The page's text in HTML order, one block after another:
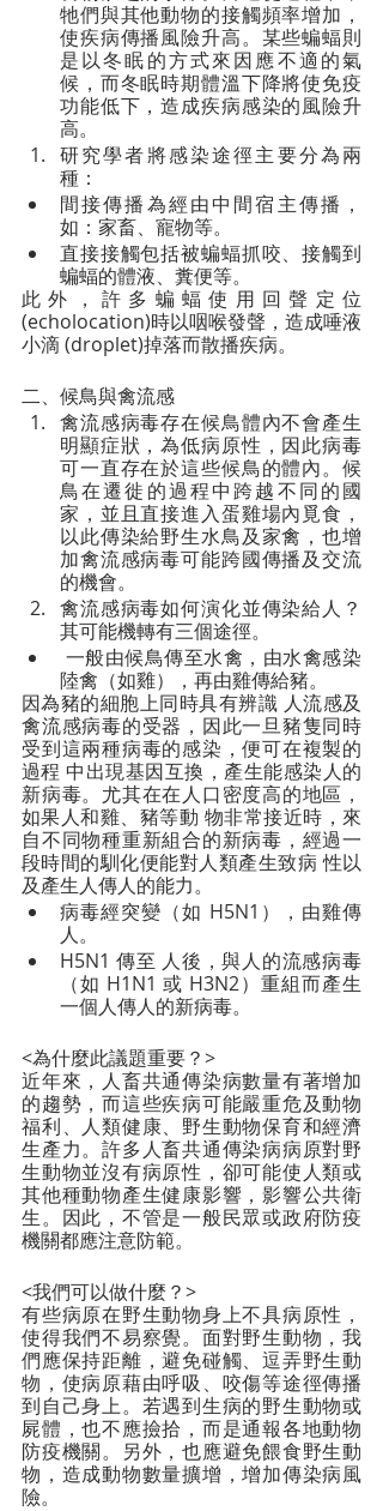
牠們與其他動物的接觸頻率增加，
使疾病傳播風險升高。某些蝙蝠則
是以冬眠的方式來因應不適的氣
候，而冬眠時期體溫下降將使免疫
功能低下，造成疾病感染的風險升
高。
研究學者將感染途徑主要分為兩
種：
間接傳播為經由中間宿主傳播，
如：家畜、寵物等。
直接接觸包括被蝙蝠抓咬、接觸到
蝙蝠的體液、糞便等。
此外，許多蝙蝠使用回聲定位
(echolocation)時以咽喉發聲，造成唾液
小滴 (droplet)掉落而散播疾病。
二、候鳥與禽流感
禽流感病毒存在候鳥體內不會產生
明顯症狀，為低病原性，因此病毒
可一直存在於這些候鳥的體內。候
鳥在遷徙的過程中跨越不同的國
家，並且直接進入蛋雞場內覓食，
以此傳染給野生水鳥及家禽，也增
加禽流感病毒可能跨國傳播及交流
的機會。
禽流感病毒如何演化並傳染給人？
其可能機轉有三個途徑。
陸禽（如雞），再由雞傳給豬。
因為豬的細胞上同時具有辨識 人流感及
禽流感病毒的受器，因此一旦豬隻同時
受到這兩種病毒的感染，便可在複製的
過程 中出現基因互換，產生能感染人的
新病毒。尤其在在人口密度高的地區，
如果人和雞、豬等動 物非常接近時，來
自不同物種重新組合的新病毒，經過一
段時間的馴化便能對人類產生致病 性以
及產生人傳人的能力。
病毒經突變（如 H5N1），由雞傳
人。
H5N1 傳至 人後，與人的流感病毒
（如 H1N1 或 H3N2）重組而產生
一個人傳人的新病毒。
<為什麼此議題重要？>
近年來，人畜共通傳染病數量有著增加
的趨勢，而這些疾病可能嚴重危及動物
福利、人類健康、野生動物保育和經濟
生產力。許多人畜共通傳染病病原對野
生動物並沒有病原性，卻可能使人類或
其他種動物產生健康影響，影響公共衛
生。因此，不管是一般民眾或政府防疫
機關都應注意防範。
<我們可以做什麼？>
有些病原在野生動物身上不具病原性，
使得我們不易察覺。面對野生動物，我
們應保持距離，避免碰觸、逗弄野生動
物 ，使病原藉由呼吸、咬傷等途徑傳播
到自己身上。若遇到生病的野生動物或
屍體，也不應撿拾，而是通報各地動物
防疫機關。另外，也應避免餵食野生動
物，造成動物數量擴增，增加傳染病風
險。